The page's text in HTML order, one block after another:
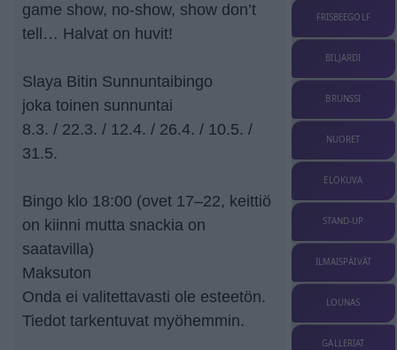
game show, no-show, show don’t
tell… Halvat on huvit!
Slaya Bitin Sunnuntaibingo
joka toinen sunnuntai
8.3. / 22.3. / 12.4. / 26.4. / 10.5. /
31.5.
Bingo klo 18:00 (ovet 17–22, keittiö
on kiinni mutta snackia on
saatavilla)
Maksuton
Onda ei valitettavasti ole esteetön.
Tiedot tarkentuvat myöhemmin.
FRISBEEGOLF
BILJARDI
BRUNSSI
NUORET
ELOKUVA
STAND-UP
ILMAISPÄIVÄT
LOUNAS
GALLERIAT